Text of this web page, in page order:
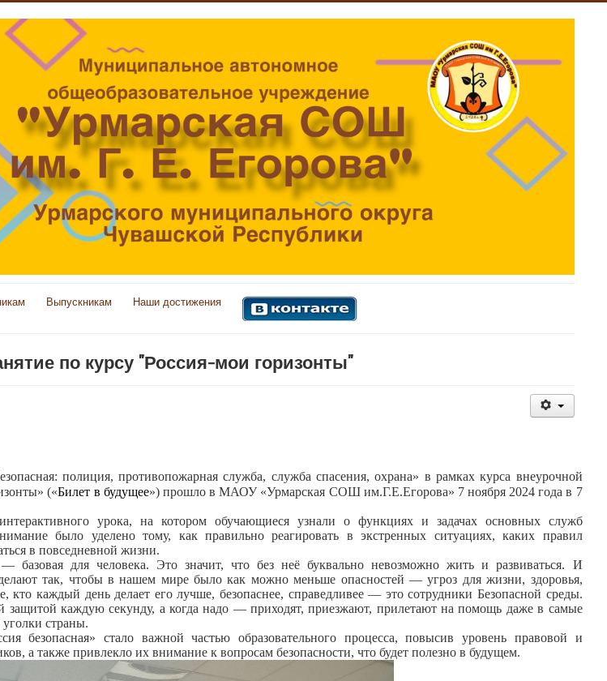
Выпускникам Наши достижения
по курсу "Россия-мои горизонты"
полиция, противопожарная служба, служба спасения, охрана» в рамках курса внеурочной
(«Билет в будущее») прошло в МАОУ «Урмарская СОШ им.Г.Е.Егорова» 7 ноября 2024 года в 7
урока, на котором обучающиеся узнали о функциях и задачах основных служб
было уделено тому, как правильно реагировать в экстренных ситуациях, каких правил
в повседневной жизни.
— базовая для человека. Это значит, что без неё буквально невозможно жить и развиваться. И
так, чтобы в нашем мире было как можно меньше опасностей — угроз для жизни, здоровья,
кто каждый день делает его лучше, безопаснее, справедливее — это сотрудники Безопасной среды.
защитой каждую секунду, а когда надо — приходят, приезжают, прилетают на помощь даже в самые
страны.
безопасная» стало важной частью образовательного процесса, повысив уровень правовой и
а также привлекло их внимание к вопросам безопасности, что будет полезно в будущем.